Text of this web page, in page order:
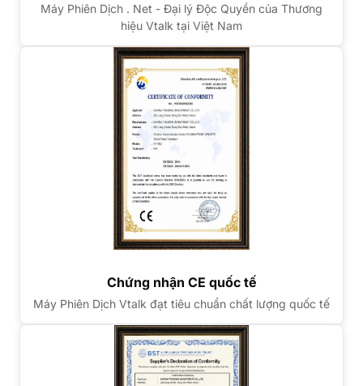
Máy Phiên Dịch . Net - Đại lý Độc Quyền của Thương
hiệu Vtalk tại Việt Nam
Chứng nhận CE quốc tế
Máy Phiên Dịch Vtalk đạt tiêu chuẩn chất lượng quốc tế